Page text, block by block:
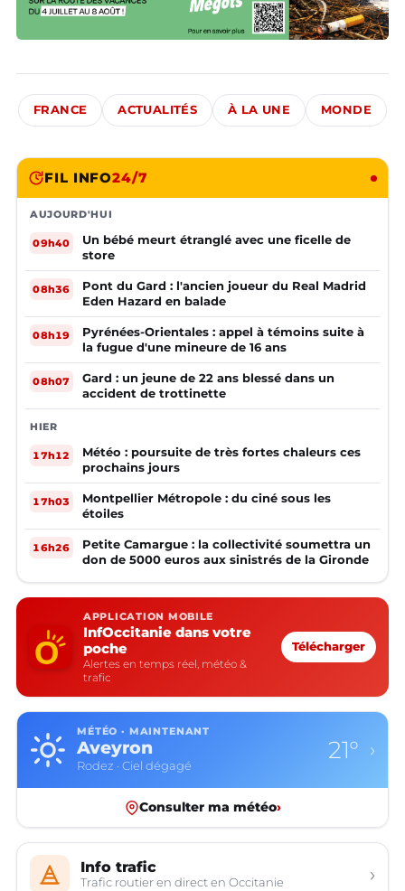
FRANCE ACTUALITÉS À LA UNE MONDE
FIL INFO24/7
AUJOURD'HUI
09h40
Un bébé meurt étranglé avec une ficelle de
store
08h36
Pont du Gard : l'ancien joueur du Real Madrid
Eden Hazard en balade
08h19
Pyrénées-Orientales : appel à témoins suite à
la fugue d'une mineure de 16 ans
08h07
Gard : un jeune de 22 ans blessé dans un
accident de trottinette
HIER
17h12
Météo : poursuite de très fortes chaleurs ces
prochains jours
17h03
Montpellier Métropole : du ciné sous les
étoiles
16h26
Petite Camargue : la collectivité soumettra un
don de 5000 euros aux sinistrés de la Gironde
APPLICATION MOBILE
InfOccitanie dans votre
poche
Alertes en temps réel, météo &
trafic
Télécharger
MÉTÉO · MAINTENANT
Aveyron
Rodez · Ciel dégagé
21° ›
Consulter ma météo›
Info trafic
Trafic routier en direct en Occitanie ›